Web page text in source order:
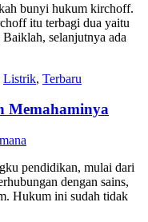
bunyi hukum kirchoff.
itu terbagi dua yaitu
selanjutnya ada
Listrik, Terbaru
Memahaminya
pendidikan, mulai dari
dengan sains,
Hukum ini sudah tidak